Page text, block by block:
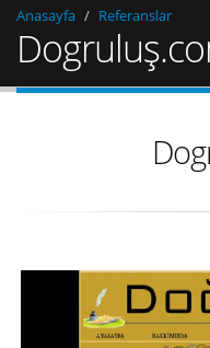
Anasayfa Referanslar